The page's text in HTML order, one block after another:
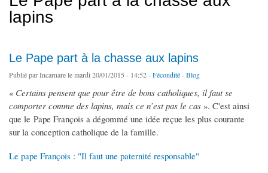
lapins
Le Pape part à la chasse aux lapins
Publié parIncarnarele mardi 20/01/2015 - 14:52 -Fécondité-Blog
« Certains pensent que pour être de bons catholiques, il faut se
comporter comme des lapins, mais ce n’est pas le cas ». C'est ainsi
que le Pape François a dégommé une idée reçue les plus courante
sur la conception catholique de la famille.
Le pape François : "Il faut une paternité responsable"